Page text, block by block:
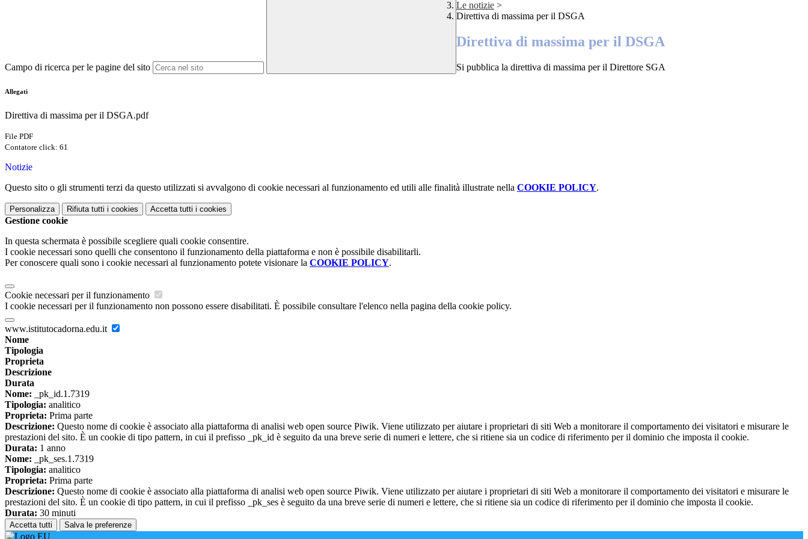
Campo di ricerca per le pagine del sito
Le notizie >
Direttiva di massima per il DSGA
Direttiva di massima per il DSGA
Si pubblica la direttiva di massima per il Direttore SGA
Allegati
Direttiva di massima per il DSGA.pdf
File PDF
Contatore click: 61
Notizie
Questo sito o gli strumenti terzi da questo utilizzati si avvalgono di cookie necessari al funzionamento ed utili alle finalità illustrate nella COOKIE POLICY.
Personalizza Rifiuta tutti i cookies Accetta tutti i cookies
Gestione cookie
In questa schermata è possibile scegliere quali cookie consentire.
I cookie necessari sono quelli che consentono il funzionamento della piattaforma e non è possibile disabilitarli.
Per conoscere quali sono i cookie necessari al funzionamento potete visionare la COOKIE POLICY.
Cookie necessari per il funzionamento
I cookie necessari per il funzionamento non possono essere disabilitati. È possibile consultare l'elenco nella pagina della cookie policy.
www.istitutocadorna.edu.it
Nome
Tipologia
Proprieta
Descrizione
Durata
Nome: _pk_id.1.7319
Tipologia: analitico
Proprieta: Prima parte
Descrizione: Questo nome di cookie è associato alla piattaforma di analisi web open source Piwik. Viene utilizzato per aiutare i proprietari di siti Web a monitorare il comportamento dei visitatori e misurare le
prestazioni del sito. È un cookie di tipo pattern, in cui il prefisso _pk_id è seguito da una breve serie di numeri e lettere, che si ritiene sia un codice di riferimento per il dominio che imposta il cookie.
Durata: 1 anno
Nome: _pk_ses.1.7319
Tipologia: analitico
Proprieta: Prima parte
Descrizione: Questo nome di cookie è associato alla piattaforma di analisi web open source Piwik. Viene utilizzato per aiutare i proprietari di siti Web a monitorare il comportamento dei visitatori e misurare le
prestazioni del sito. È un cookie di tipo pattern, in cui il prefisso _pk_ses è seguito da una breve serie di numeri e lettere, che si ritiene sia un codice di riferimento per il dominio che imposta il cookie.
Durata: 30 minuti
Accetta tutti Salva le preferenze